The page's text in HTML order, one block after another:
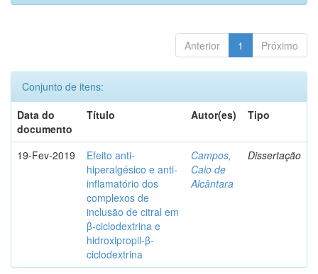
Anterior 1 Próximo
Conjunto de itens:
Data do
documento
Título Autor(es) Tipo
19-Fev-2019
Efeito anti-
hiperalgésico e anti-
inflamatório dos
complexos de
inclusão de citral em
β-ciclodextrina e
hidroxipropil-β-
ciclodextrina
Campos,
Caio de
Alcântara
Dissertação